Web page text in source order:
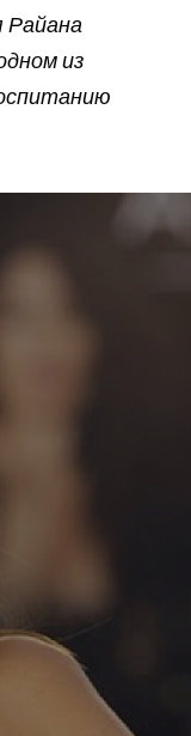
Райана
из